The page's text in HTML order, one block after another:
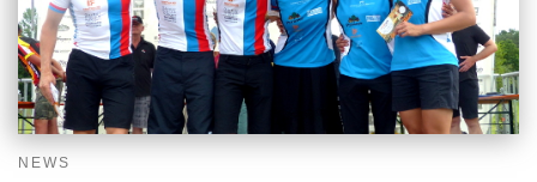
NEWS